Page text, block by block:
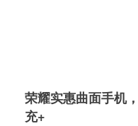
荣耀实惠曲面手机
充+